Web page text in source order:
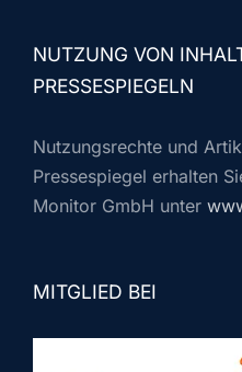
NUTZUNG VON
PRESSESPIEGELN
Nutzungsrechte und
Pressespiegel erhalten
Monitor GmbH unter
MITGLIED BEI